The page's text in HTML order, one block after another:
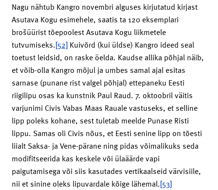
Nagu nähtub Kangro novembri alguses kirjutatud kirjast
Asutava Kogu esimehele, saatis ta 120 eksemplari
brošüürist tõepoolest Asutava Kogu liikmetele
tutvumiseks.[52] Kuivõrd (kui üldse) Kangro ideed seal
toetust leidsid, on raske öelda. Kaudse allika põhjal näib,
et võib-olla Kangro mõjul ja umbes samal ajal esitas
sarnase (punane rist valgel põhjal) ettepaneku Eesti
riigilipu osas ka kunstnik Paul Raud. 7. oktoobril väitis
varjunimi Civis Vabas Maas Rauale vastuseks, et selline
lipp poleks kohane, sest tuletab meelde Punase Risti
lippu. Samas oli Civis nõus, et Eesti senine lipp on tõesti
liialt Saksa- ja Vene-pärane ning pidas võimalikuks seda
modifitseerida kas keskele või ülaäärde vapi
paigutamisega või siis kasutades vertikaalseid värvisiile,
nii et sinine oleks lipuvardale kõige lähemal.[53]